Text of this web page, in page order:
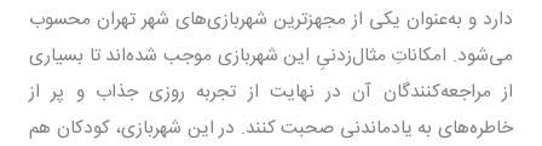
دارد و به‌عنوان یکی از مجهز‌ترین شهربازی‌های شهر تهران محسوب
می‌شود. امکاناتِ مثال‌زدنیِ این شهربازی موجب شده‌اند تا بسیاری
از مراجعه‌کنندگان آن در نهایت از تجربه‌ روزی جذاب و پر از
خاطره‌های به یاد‌ماندنی صحبت کنند. در این شهربازی، کودکان هم